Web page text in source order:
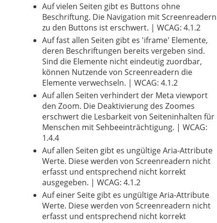
Auf vielen Seiten gibt es Buttons ohne
Beschriftung. Die Navigation mit Screenreadern
zu den Buttons ist erschwert. | WCAG: 4.1.2
Auf fast allen Seiten gibt es 'iframe' Elemente,
deren Beschriftungen bereits vergeben sind.
Sind die Elemente nicht eindeutig zuordbar,
können Nutzende von Screenreadern die
Elemente verwechseln. | WCAG: 4.1.2
Auf allen Seiten verhindert der Meta viewport
den Zoom. Die Deaktivierung des Zoomes
erschwert die Lesbarkeit von Seiteninhalten für
Menschen mit Sehbeeinträchtigung. | WCAG:
1.4.4
Auf allen Seiten gibt es ungültige Aria-Attribute
Werte. Diese werden von Screenreadern nicht
erfasst und entsprechend nicht korrekt
ausgegeben. | WCAG: 4.1.2
Auf einer Seite gibt es ungültige Aria-Attribute
Werte. Diese werden von Screenreadern nicht
erfasst und entsprechend nicht korrekt